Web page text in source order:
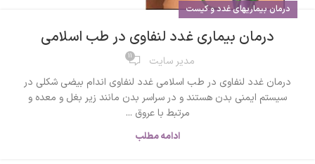
درمان بیماریهای غدد و کیست
درمان بیماری غدد لنفاوی در طب اسلامی
مدیر سایت 11
درمان غدد لنفاوی در طب اسلامی غدد لنفاوی اندام بیضی شکلی در
سیستم ایمنی بدن هستند و در سراسر بدن مانند زیر بغل و معده و
مرتبط با عروق ...
ادامه مطلب